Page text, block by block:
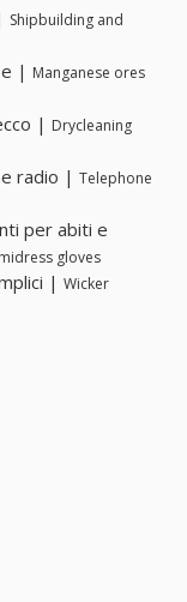
Shipbuilding and
| Manganese ores
| Drycleaning
radio | Telephone
per abiti e
gloves
| Wicker